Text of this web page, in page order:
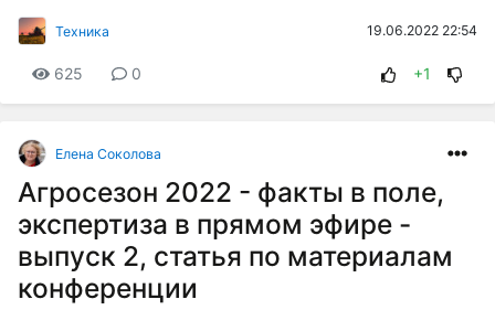
Техника 19.06.2022 22:54
625 0 +1
Елена Соколова
Агросезон 2022 - факты в поле,
экспертиза в прямом эфире -
выпуск 2, статья по материалам
конференции